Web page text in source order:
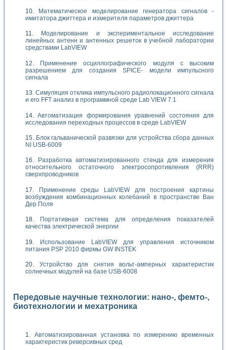
Математическое моделирование генератора сигналов -
имитатора джиттера и измерителя параметров джиттера
Моделирование и экспериментальное исследование
линейных антенн и антенных решеток в учебной лаборатории
средствами LabVIEW
Применение осциллографического модуля с высоким
разрешением для создания SPICE- модели импульсного
сигнала
Симуляция отклика импульсного радиолокационного сигнала
и его FFT анализ в программной среде Lab VIEW 7.1
Автоматизация формирования уравнений состояния для
исследования переходных процессов в среде LabVIEW
Блок гальванической развязки для устройства сбора данных
NI USB-6009
Разработка автоматизированного стенда для измерения
относительного остаточного электросопротивления (RRR)
сверхпроводников
Применение среды LabVIEW для построения картины
возбуждения комбинационных колебаний в пространстве Ван
Дер Поля
Портативная система для определения показателей
качества электрической энергии
Использование LabVIEW для управления источником
питания PSP 2010 фирмы GW INSTEK
Устройство для снятия вольт-амперных характеристик
солнечных модулей на базе USB-6008
Передовые научные технологии: нано-, фемто-,
биотехнологии и мехатроника
Автоматизированная установка по измерению временных
характеристик реверсивных сред